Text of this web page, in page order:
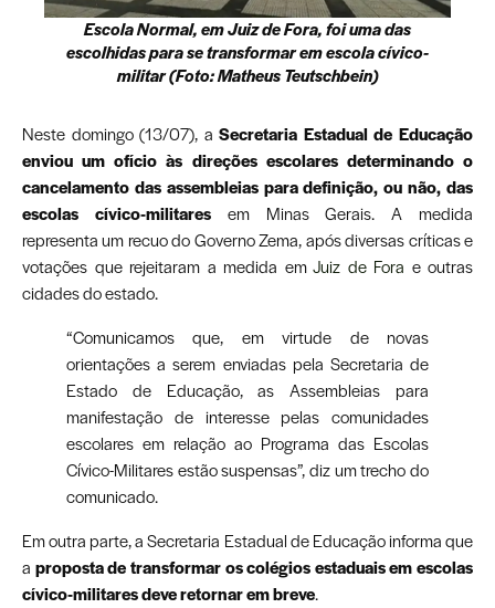
Escola Normal, em Juiz de Fora, foi uma das
escolhidas para se transformar em escola cívico-
militar (Foto: Matheus Teutschbein)
Neste domingo (13/07), aSecretaria Estadual de Educação
enviou um ofício às direções escolares determinando o
cancelamento das assembleias para definição, ou não, das
escolas cívico-militaresem Minas Gerais. A medida
representa um recuo do Governo Zema, após diversas críticas e
votações que rejeitaram a medida em Juiz de Fora e outras
cidades do estado.
“Comunicamos que, em virtude de novas
orientações a serem enviadas pela Secretaria de
Estado de Educação, as Assembleias para
manifestação de interesse pelas comunidades
escolares em relação ao Programa das Escolas
Cívico-Militares estão suspensas”, diz um trecho do
comunicado.
Em outra parte, a Secretaria Estadual de Educação informa que
a proposta de transformar os colégios estaduais em escolas
cívico-militares deve retornar em breve.